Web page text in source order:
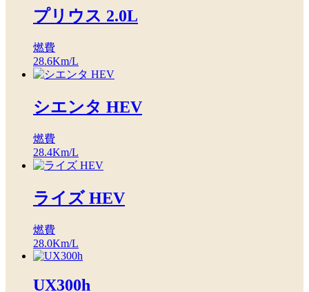
プリウス 2.0L
燃費
28.6Km/L
シエンタ HEV
燃費
28.4Km/L
ライズ HEV
燃費
28.0Km/L
UX300h